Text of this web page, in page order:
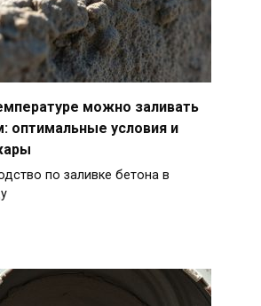
можно заливать
оптимальные условия и
по заливке бетона в